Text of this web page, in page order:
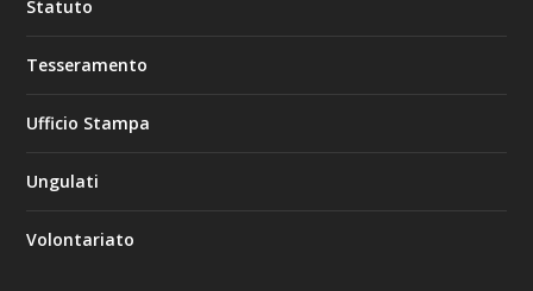
Statuto
Tesseramento
Ufficio Stampa
Ungulati
Volontariato